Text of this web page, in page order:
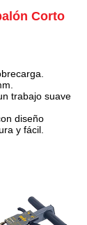
Corto
trabajo suave
diseño
y fácil.